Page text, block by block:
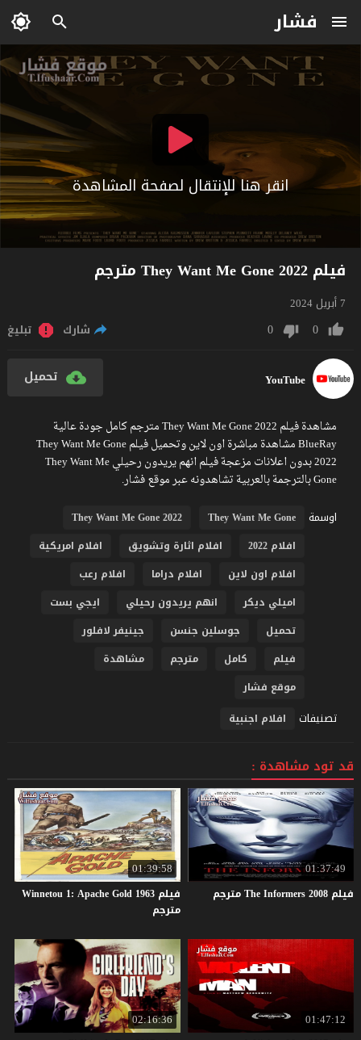
فشار
انقر هنا للإنتقال لصفحة المشاهدة
فيلم They Want Me Gone 2022 مترجم
7 أبريل 2024
0
0 شارك تبليغ
YouTube تحميل
مشاهدة فيلم They Want Me Gone 2022 مترجم كامل جودة عالية
BlueRay مشاهدة مباشرة اون لاين وتحميل فيلم They Want Me Gone
2022 بدون اعلانات مزعجة فيلم انهم يريدون رحيلي They Want Me
Gone بالترجمة بالعربية تشاهدونه عبر موقع فشار.
اوسمة
They Want Me Gone
They Want Me Gone 2022
افلام 2022
افلام اثارة وتشويق
افلام امريكية
افلام اون لاين
افلام دراما
افلام رعب
اميلي ديكر
انهم يريدون رحيلي
ايجي بست
تحميل
جوسلين جنسن
جينيفر لافلور
فيلم
كامل مترجم
مشاهدة
موقع فشار
تصنيفات افلام اجنبية
قد تود مشاهدة :
01:37:49
فيلم TheInformers2008 مترجم
01:39:58
فيلم Winnetou 1: Apache Gold 1963
مترجم
01:47:12
02:16:36